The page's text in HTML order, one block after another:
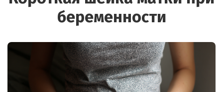
беременности
Ваш телефон:*